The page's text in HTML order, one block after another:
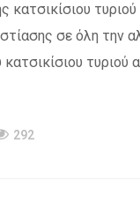
κατσικίσιου
σε όλη την
τυριού
292